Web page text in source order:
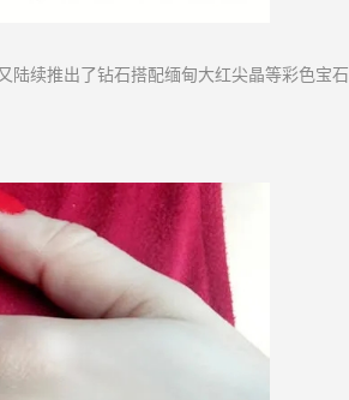
陆续推出了钻石搭配缅甸大红尖晶等彩色宝石